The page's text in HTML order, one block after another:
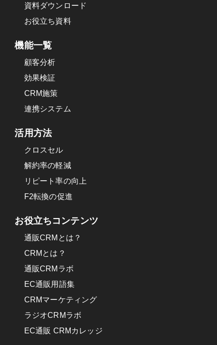
c.サービス提供の為に弊社が必要と判断した場合
d.統計的なデータとして、お客さま個人を識別で
e.第三者との紛争解決のため、または弊社サービ
スのご利用者もしくは第三者の権利や利益等を
守るために情報提供が必要と弊社が判断した場
当社は、お預かりした個人情報を外部へ委託す
その場合は、同様に個人情報保護に関する取り
決めを行う事とし、契約にあたっては取得情報
が適正に管理されるよう確保します。
(5)個人情報の安全管理
報を安全に管理するため、以下のような措置を
適切に実施するよう努めます。
・個人情報へのアクセス管理、持出し手段の制
限、外部からの不正アクセスの防止等に適切な
措置を講じることにより、個人情報への不正な
アクセスや個人情報の漏えい、滅失、き損の防
・外部からの不正アクセスの防止のための措置
に努めます。
[2]組織的な保護措置
資料ダウンロード
お役立ち資料
機能一覧
顧客分析
効果検証
CRM施策
連携システム
活用方法
クロスセル
解約率の軽減
リピート率の向上
F2転換の促進
お役立ちコンテンツ
通販CRMとは？
CRMとは？
通販CRMラボ
EC通販用語集
CRMマーケティング
ラジオCRMラボ
EC通販 CRMカレッジ